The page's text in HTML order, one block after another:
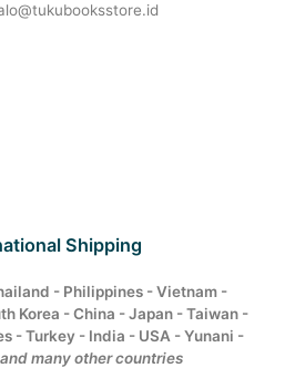
Shipping
- Philippines - Vietnam -
Korea - China - Japan - Taiwan -
- Turkey - India - USA - Yunani -
and many other countries